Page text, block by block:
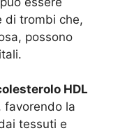
di trombi che,
possono
HDL
favorendo la
tessuti e